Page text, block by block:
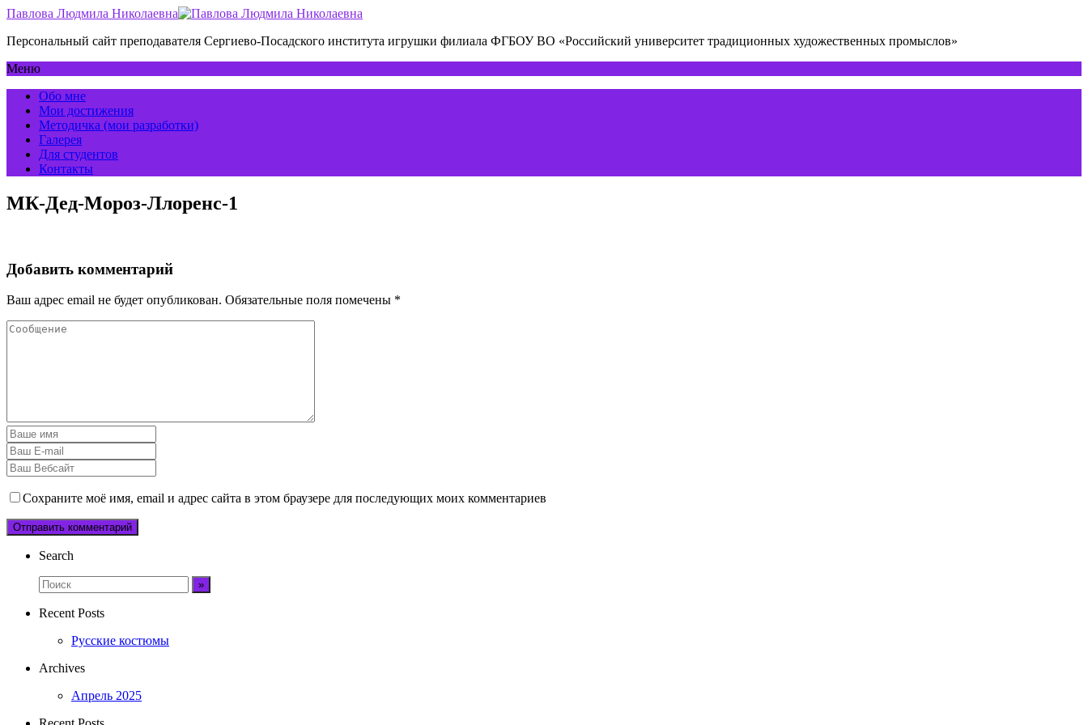
Павлова Людмила Николаевна
Персональный сайт преподавателя Сергиево-Посадского института игрушки филиала ФГБОУ ВО «Российский университет традиционных художественных промыслов»
Меню
Обо мне
Мои достижения
Методичка (мои разработки)
Галерея
Для студентов
Контакты
МК-Дед-Мороз-Ллоренс-1
Добавить комментарий
Ваш адрес email не будет опубликован. Обязательные поля помечены *
Сохраните моё имя, email и адрес сайта в этом браузере для последующих моих комментариев
Search
Recent Posts
Русские костюмы
Archives
Апрель 2025